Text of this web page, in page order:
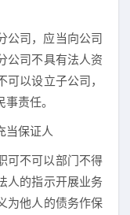
公司，应当向公司
公司不具有法人资
以设立子公司，
责任。
当保证人
可不可以部门不得
人的指示开展业务
为他人的债务作保